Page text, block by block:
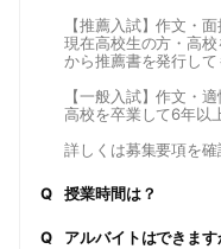
【推薦入試】作文・
現在高校生の方・高
から推薦書を発行して
【一般入試】作文・
高校を卒業して6年以
詳しくは募集要項を確
Q 授業時間は？
Q アルバイトはできます